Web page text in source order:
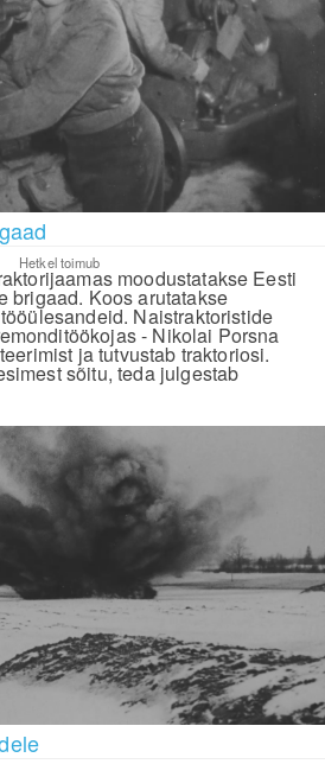
Hetkel toimub
moodustatakse Eesti
brigaad. Koos arutatakse
Naistraktoristide
- Nikolai Porsna
ja tutvustab traktoriosi.
sõitu, teda julgestab